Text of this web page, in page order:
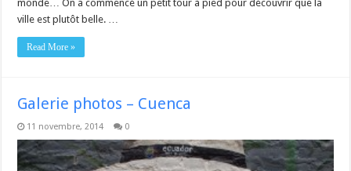
monde… On a commencé un petit tour à pied pour découvrir que la
ville est plutôt belle. …
Read More »
Galerie photos – Cuenca
11 novembre, 2014 0